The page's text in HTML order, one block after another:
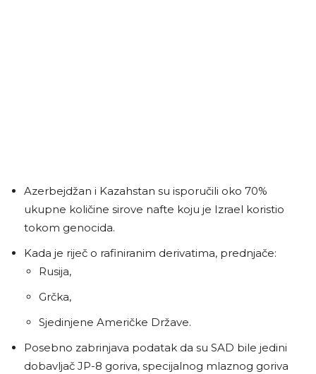
Azerbejdžan i Kazahstan su isporučili oko 70%
ukupne količine sirove nafte koju je Izrael koristio
tokom genocida.
Kada je riječ o rafiniranim derivatima, prednjače:
Rusija,
Grčka,
Sjedinjene Američke Države.
Posebno zabrinjava podatak da su SAD bile jedini
dobavljač JP-8 goriva, specijalnog mlaznog goriva